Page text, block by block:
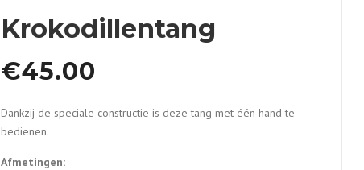
Krokodillentang
€45.00
Dankzij de speciale constructie is deze tang met één hand te
bedienen.
Afmetingen: